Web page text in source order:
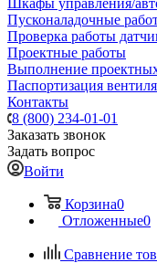
Шкафы управления/
Пусконаладочные
Проверка работы
Проектные работы
Выполнение
Паспортизация
Контакты
8 (800) 234-01-01
Заказать звонок
Задать вопрос
Войти
Корзина0
Отложенные0
Сравнение